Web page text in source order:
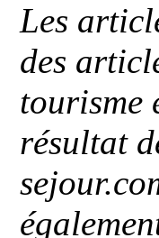
Les
des
tourisme
résultat